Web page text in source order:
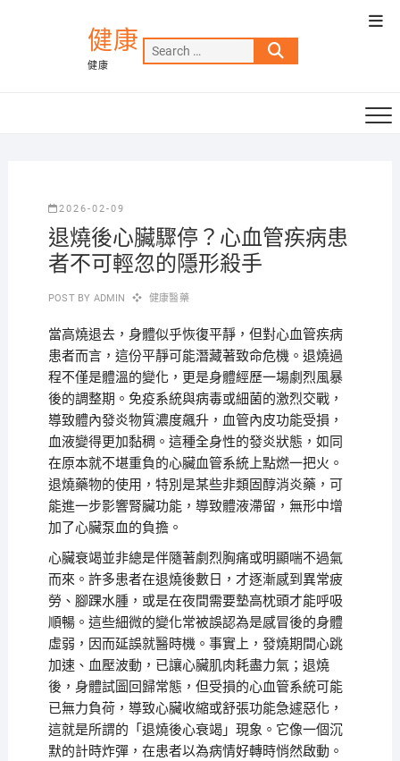
健康
健康
Search
…
2026-02-09
退燒後心臟驟停？心血管疾病患
者不可輕忽的隱形殺手
POST BY ADMIN 健康醫藥
當高燒退去，身體似乎恢復平靜，但對心血管疾病
患者而言，這份平靜可能潛藏著致命危機。退燒過
程不僅是體溫的變化，更是身體經歷一場劇烈風暴
後的調整期。免疫系統與病毒或細菌的激烈交戰，
導致體內發炎物質濃度飆升，血管內皮功能受損，
血液變得更加黏稠。這種全身性的發炎狀態，如同
在原本就不堪重負的心臟血管系統上點燃一把火。
退燒藥物的使用，特別是某些非類固醇消炎藥，可
能進一步影響腎臟功能，導致體液滯留，無形中增
加了心臟泵血的負擔。
心臟衰竭並非總是伴隨著劇烈胸痛或明顯喘不過氣
而來。許多患者在退燒後數日，才逐漸感到異常疲
勞、腳踝水腫，或是在夜間需要墊高枕頭才能呼吸
順暢。這些細微的變化常被誤認為是感冒後的身體
虛弱，因而延誤就醫時機。事實上，發燒期間心跳
加速、血壓波動，已讓心臟肌肉耗盡力氣；退燒
後，身體試圖回歸常態，但受損的心血管系統可能
已無力負荷，導致心臟收縮或舒張功能急遽惡化，
這就是所謂的「退燒後心衰竭」現象。它像一個沉
默的計時炸彈，在患者以為病情好轉時悄然啟動。